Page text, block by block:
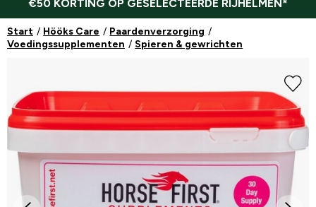
€50 KORTING OP GESELECTEERDE RIJHELMEN*
Start Hööks Care
Paardenverzorging
Voedingssupplementen
Spieren & gewrichten